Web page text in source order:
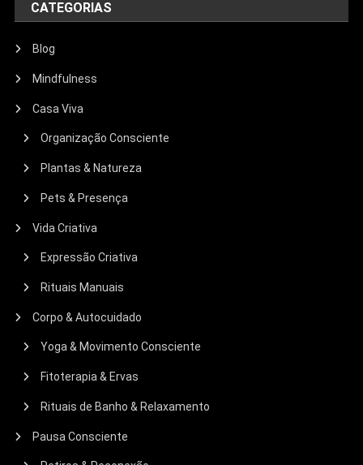
CATEGORIAS
Blog
Mindfulness
Casa Viva
Organização Consciente
Plantas & Natureza
Pets & Presença
Vida Criativa
Expressão Criativa
Rituais Manuais
Corpo & Autocuidado
Yoga & Movimento Consciente
Fitoterapia & Ervas
Rituais de Banho & Relaxamento
Pausa Consciente